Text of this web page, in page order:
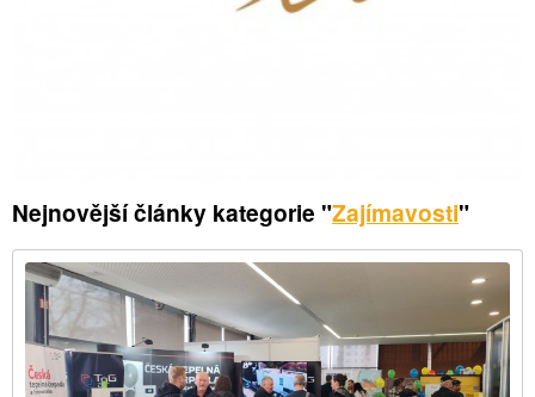
Nejnovější články kategorie "Zajímavosti"